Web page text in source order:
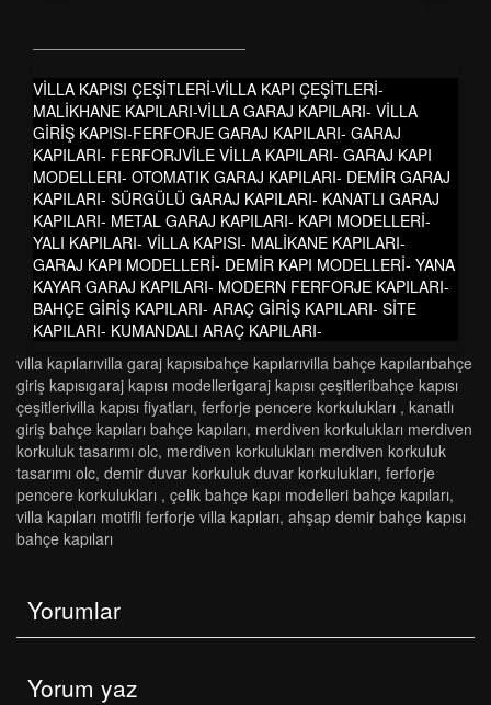
VİLLA KAPISI ÇEŞİTLERİ-VİLLA KAPI ÇEŞİTLERİ-
MALİKHANE KAPILARI-VİLLA GARAJ KAPILARI- VİLLA
GİRİŞ KAPISI-FERFORJE GARAJ KAPILARI- GARAJ
KAPILARI- FERFORJVİLE VİLLA KAPILARI- GARAJ KAPI
MODELLERI- OTOMATIK GARAJ KAPILARI- DEMİR GARAJ
KAPILARI- SÜRGÜLÜ GARAJ KAPILARI- KANATLI GARAJ
KAPILARI- METAL GARAJ KAPILARI- KAPI MODELLERİ-
YALI KAPILARI- VİLLA KAPISI- MALİKANE KAPILARI-
GARAJ KAPI MODELLERİ- DEMİR KAPI MODELLERİ- YANA
KAYAR GARAJ KAPILARI- MODERN FERFORJE KAPILARI-
BAHÇE GİRİŞ KAPILARI- ARAÇ GİRİŞ KAPILARI- SİTE
KAPILARI- KUMANDALI ARAÇ KAPILARI-
vi̇lla kapilarivi̇lla garaj kapisibahçe kapilarivi̇lla bahçe kapilaribahçe
gi̇ri̇ş kapisigaraj kapisi modelleri̇garaj kapisi çeşi̇tleri̇bahçe kapisi
çeşi̇tleri̇vi̇lla kapisi fi̇yatlari, ferforje pencere korkulukları , kanatli
gi̇ri̇ş bahçe kapilari bahçe kapilari, merdi̇ven korkuluklari merdi̇ven
korkuluk tasarimi olc, merdi̇ven korkuluklari merdi̇ven korkuluk
tasarimi olc, demir duvar korkuluk duvar korkulukları, ferforje
pencere korkulukları , çeli̇k bahçe kapi modelleri̇ bahçe kapilari,
villa kapıları motifli ferforje villa kapıları, ahşap demi̇r bahçe kapisi
bahçe kapilari
Yorumlar
Yorum yaz